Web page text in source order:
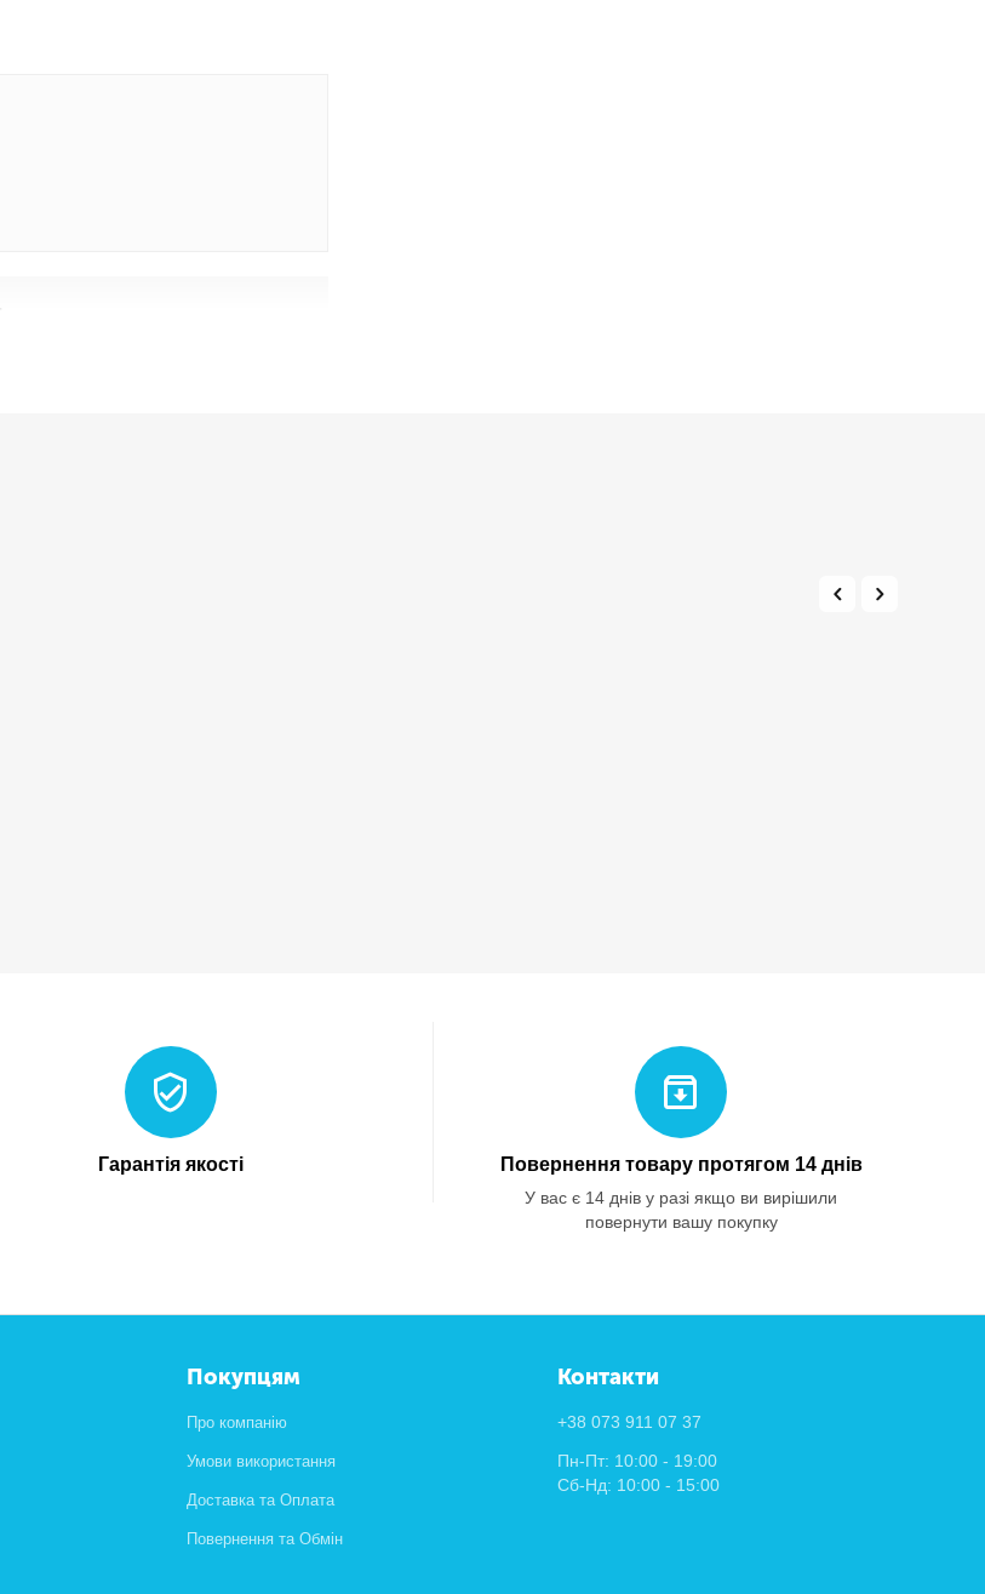
Гарантія якості Повернення товару протягом 14 днів
У вас є 14 днів у разі якщо ви вирішили
повернути вашу покупку
Покупцям
Про компанію
Умови використання
Доставка та Оплата
Повернення та Обмін
Контакти
+38 073 911 07 37
Пн-Пт: 10:00 - 19:00
Сб-Нд: 10:00 - 15:00